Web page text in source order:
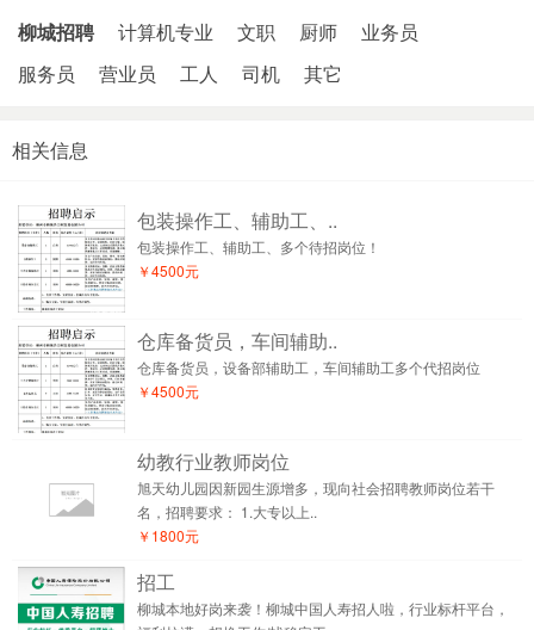
柳城招聘 计算机专业 文职 厨师
业务员
服务员
营业员 工人 司机 其它
相关信息
包装操作工、辅助工、..
包装操作工、辅助工、多个待招岗位！
￥4500元
仓库备货员，车间辅助..
仓库备货员，设备部辅助工，车间辅助工多个代招岗位
￥4500元
幼教行业教师岗位
旭天幼儿园因新园生源增多，现向社会招聘教师岗位若干
名，招聘要求： 1.大专以上..
￥1800元
招工
柳城本地好岗来袭！柳城中国人寿招人啦，行业标杆平台，